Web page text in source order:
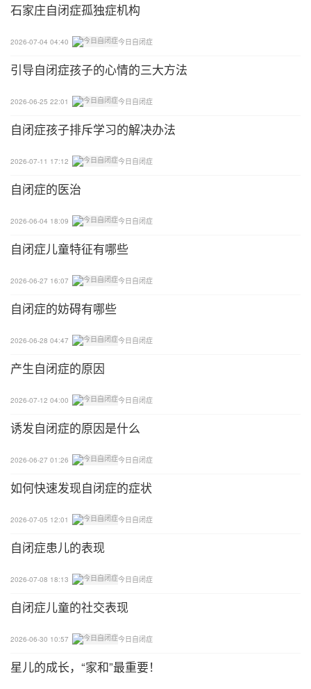
石家庄自闭症孤独症机构
2026-07-04 04:40 今日自闭症
引导自闭症孩子的心情的三大方法
2026-06-25 22:01 今日自闭症
自闭症孩子排斥学习的解决办法
2026-07-11 17:12 今日自闭症
自闭症的医治
2026-06-04 18:09 今日自闭症
自闭症儿童特征有哪些
2026-06-27 16:07 今日自闭症
自闭症的妨碍有哪些
2026-06-28 04:47 今日自闭症
产生自闭症的原因
2026-07-12 04:00 今日自闭症
诱发自闭症的原因是什么
2026-06-27 01:26 今日自闭症
如何快速发现自闭症的症状
2026-07-05 12:01 今日自闭症
自闭症患儿的表现
2026-07-08 18:13 今日自闭症
自闭症儿童的社交表现
2026-06-30 10:57 今日自闭症
星儿的成长，“家和”最重要！